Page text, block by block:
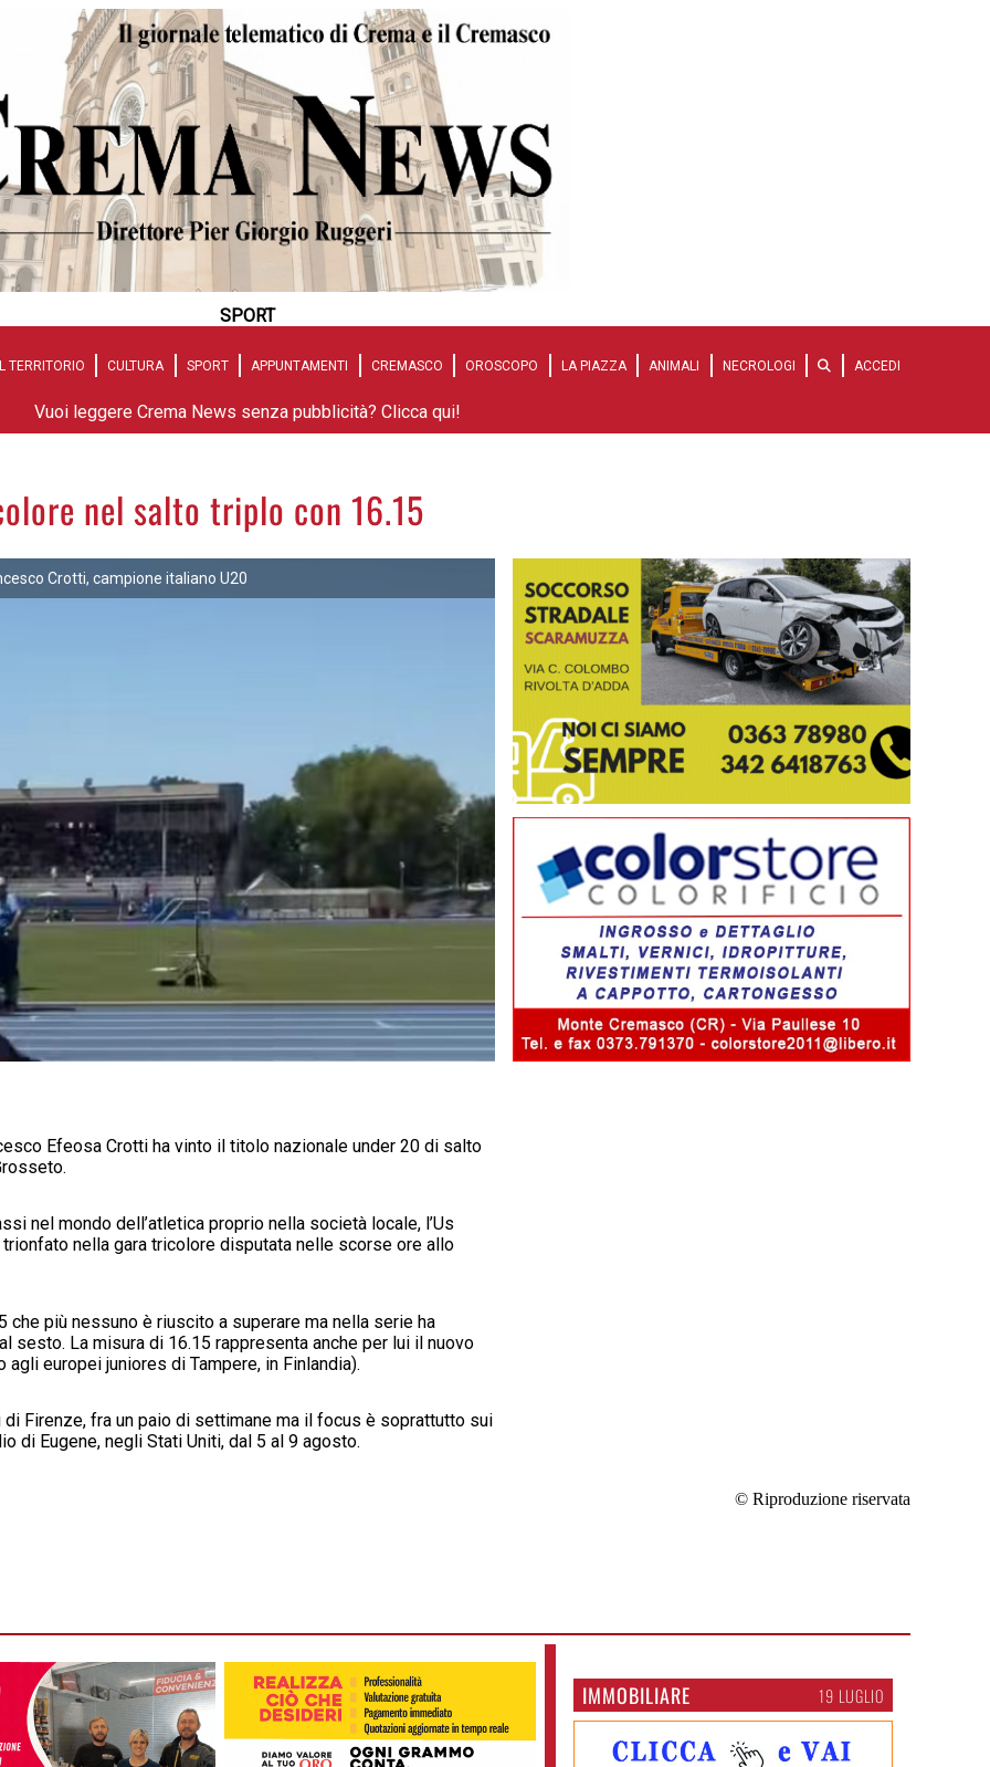
SPORT
TERRITORIO CULTURA SPORT APPUNTAMENTI CREMASCO OROSCOPO LA PIAZZA ANIMALI NECROLOGI ACCEDI
Vuoi leggere Crema News senza pubblicità? Clicca qui!
nel salto triplo con 16.15
Crotti, campione italiano U20
Efeosa Crotti ha vinto il titolo nazionale under 20 di salto
nel mondo dell’atletica proprio nella società locale, l’Us
nella gara tricolore disputata nelle scorse ore allo
più nessuno è riuscito a superare ma nella serie ha
sesto. La misura di 16.15 rappresenta anche per lui il nuovo
europei juniores di Tampere, in Finlandia).
Firenze, fra un paio di settimane ma il focus è soprattutto sui
di Eugene, negli Stati Uniti, dal 5 al 9 agosto.
© Riproduzione riservata
IMMOBILIARE 19 LUGLIO